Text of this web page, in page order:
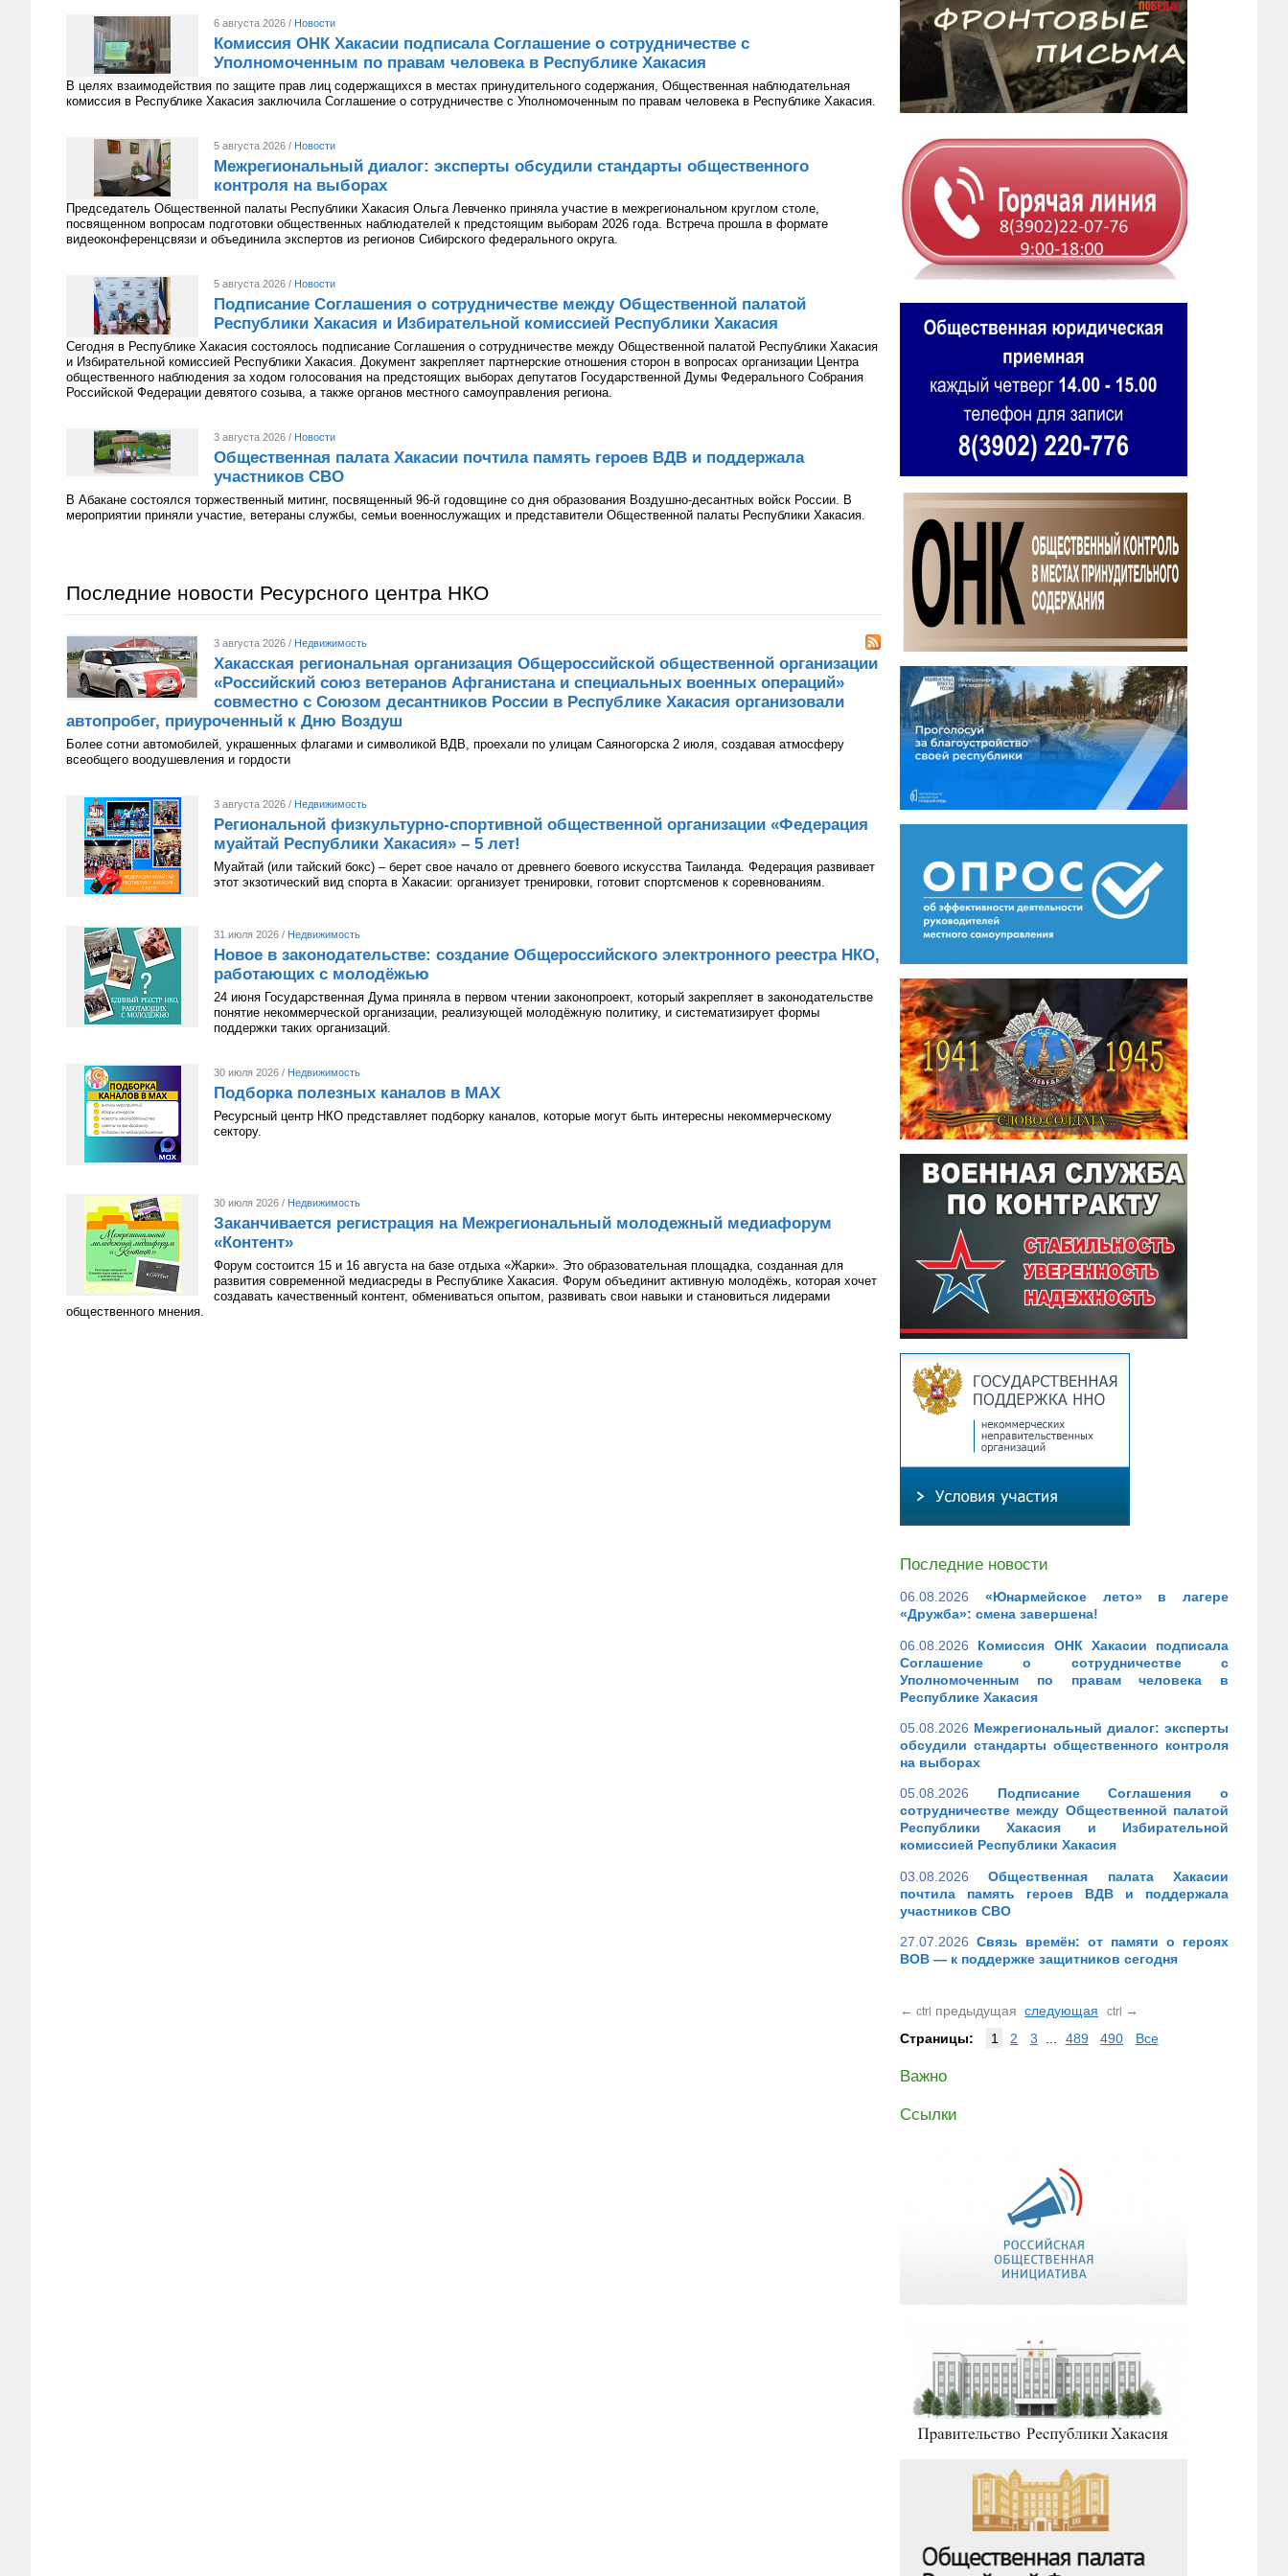
6 августа 2026 / Новости
Комиссия ОНК Хакасии подписала Соглашение о сотрудничестве с
Уполномоченным по правам человека в Республике Хакасия
В целях взаимодействия по защите прав лиц содержащихся в местах принудительного содержания, Общественная наблюдательная
комиссия в Республике Хакасия заключила Соглашение о сотрудничестве с Уполномоченным по правам человека в Республике Хакасия.
5 августа 2026 / Новости
Межрегиональный диалог: эксперты обсудили стандарты общественного
контроля на выборах
Председатель Общественной палаты Республики Хакасия Ольга Левченко приняла участие в межрегиональном круглом столе,
посвященном вопросам подготовки общественных наблюдателей к предстоящим выборам 2026 года. Встреча прошла в формате
видеоконференцсвязи и объединила экспертов из регионов Сибирского федерального округа.
5 августа 2026 / Новости
Подписание Соглашения о сотрудничестве между Общественной палатой
Республики Хакасия и Избирательной комиссией Республики Хакасия
Сегодня в Республике Хакасия состоялось подписание Соглашения о сотрудничестве между Общественной палатой Республики Хакасия
и Избирательной комиссией Республики Хакасия. Документ закрепляет партнерские отношения сторон в вопросах организации Центра
общественного наблюдения за ходом голосования на предстоящих выборах депутатов Государственной Думы Федерального Собрания
Российской Федерации девятого созыва, а также органов местного самоуправления региона.
3 августа 2026 / Новости
Общественная палата Хакасии почтила память героев ВДВ и поддержала
участников СВО
В Абакане состоялся торжественный митинг, посвященный 96-й годовщине со дня образования Воздушно-десантных войск России. В
мероприятии приняли участие, ветераны службы, семьи военнослужащих и представители Общественной палаты Республики Хакасия.
Последние новости Ресурсного центра НКО
3 августа 2026 / Недвижимость
Хакасская региональная организация Общероссийской общественной организации
«Российский союз ветеранов Афганистана и специальных военных операций»
совместно с Союзом десантников России в Республике Хакасия организовали
автопробег, приуроченный к Дню Воздуш
Более сотни автомобилей, украшенных флагами и символикой ВДВ, проехали по улицам Саяногорска 2 июля, создавая атмосферу
всеобщего воодушевления и гордости
3 августа 2026 / Недвижимость
Региональной физкультурно-спортивной общественной организации «Федерация
муайтай Республики Хакасия» – 5 лет!
Муайтай (или тайский бокс) – берет свое начало от древнего боевого искусства Таиланда. Федерация развивает
этот экзотический вид спорта в Хакасии: организует тренировки, готовит спортсменов к соревнованиям.
31 июля 2026 / Недвижимость
Новое в законодательстве: создание Общероссийского электронного реестра НКО,
работающих с молодёжью
24 июня Государственная Дума приняла в первом чтении законопроект, который закрепляет в законодательстве
понятие некоммерческой организации, реализующей молодёжную политику, и систематизирует формы
поддержки таких организаций.
30 июля 2026 / Недвижимость
Подборка полезных каналов в МАХ
Ресурсный центр НКО представляет подборку каналов, которые могут быть интересны некоммерческому
сектору.
30 июля 2026 / Недвижимость
Заканчивается регистрация на Межрегиональный молодежный медиафорум
«Контент»
Форум состоится 15 и 16 августа на базе отдыха «Жарки». Это образовательная площадка, созданная для
развития современной медиасреды в Республике Хакасия. Форум объединит активную молодёжь, которая хочет
создавать качественный контент, обмениваться опытом, развивать свои навыки и становиться лидерами
общественного мнения.
Последние новости
06.08.2026
«Юнармейское лето» в лагере
«Дружба»: смена завершена!
06.08.2026
Комиссия ОНК Хакасии подписала
Соглашение о сотрудничестве с
Уполномоченным по правам человека в
Республике Хакасия
05.08.2026 Межрегиональный диалог: эксперты
обсудили стандарты общественного контроля
на выборах
05.08.2026
Подписание Соглашения о
сотрудничестве между Общественной палатой
Республики Хакасия и Избирательной
комиссией Республики Хакасия
03.08.2026
Общественная палата Хакасии
почтила память героев ВДВ и поддержала
участников СВО
27.07.2026 Связь времён: от памяти о героях
ВОВ — к поддержке защитников сегодня
← ctrl предыдущая следующая ctrl →
Страницы:
1 2 3 489 490 Все
Важно
Ссылки